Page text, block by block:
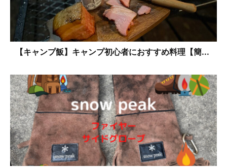
【キャンプ飯】キャンプ初心者におすすめ料理【簡...